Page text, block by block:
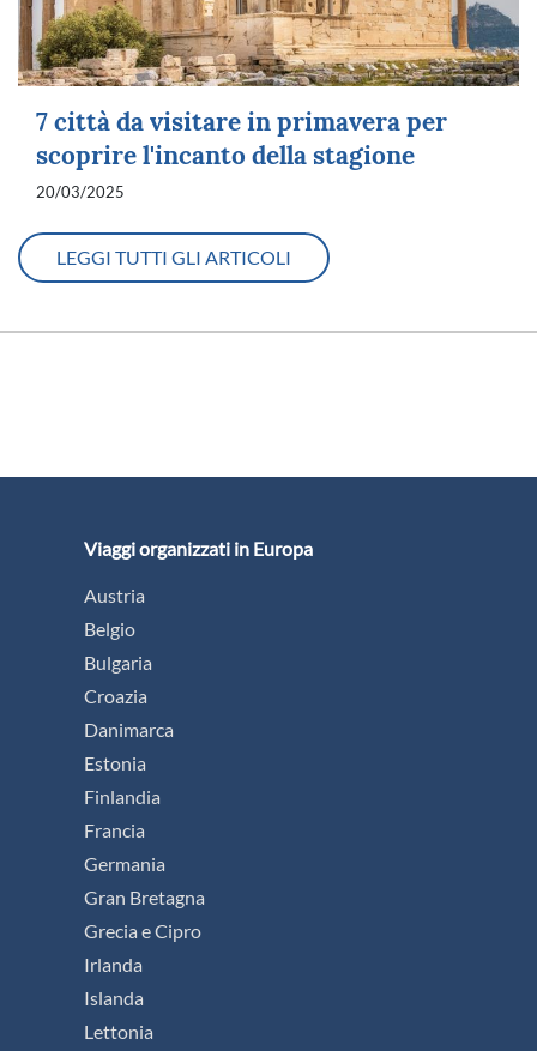
7 città da visitare in primavera per
scoprire l'incanto della stagione
20/03/2025
LEGGI TUTTI GLI ARTICOLI
Viaggi organizzati in Europa
Austria
Belgio
Bulgaria
Croazia
Danimarca
Estonia
Finlandia
Francia
Germania
Gran Bretagna
Grecia e Cipro
Irlanda
Islanda
Lettonia